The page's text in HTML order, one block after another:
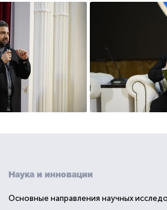
Наука и инновации
Основные направления научных